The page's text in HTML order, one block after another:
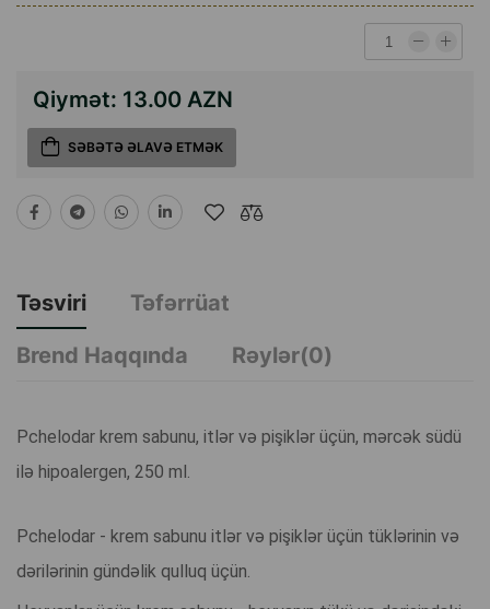
Qiymət: 13.00 AZN
SƏBƏTƏ ƏLAVƏ ETMƏK
Təsviri
Təfərrüat
Brend Haqqında
Rəylər(0)
Pchelodar krem sabunu, itlər və pişiklər üçün, mərcək südü
ilə hipoalergen, 250 ml.
Pchelodar - krem sabunu itlər və pişiklər üçün tüklərinin və
dərilərinin gündəlik qulluq üçün.